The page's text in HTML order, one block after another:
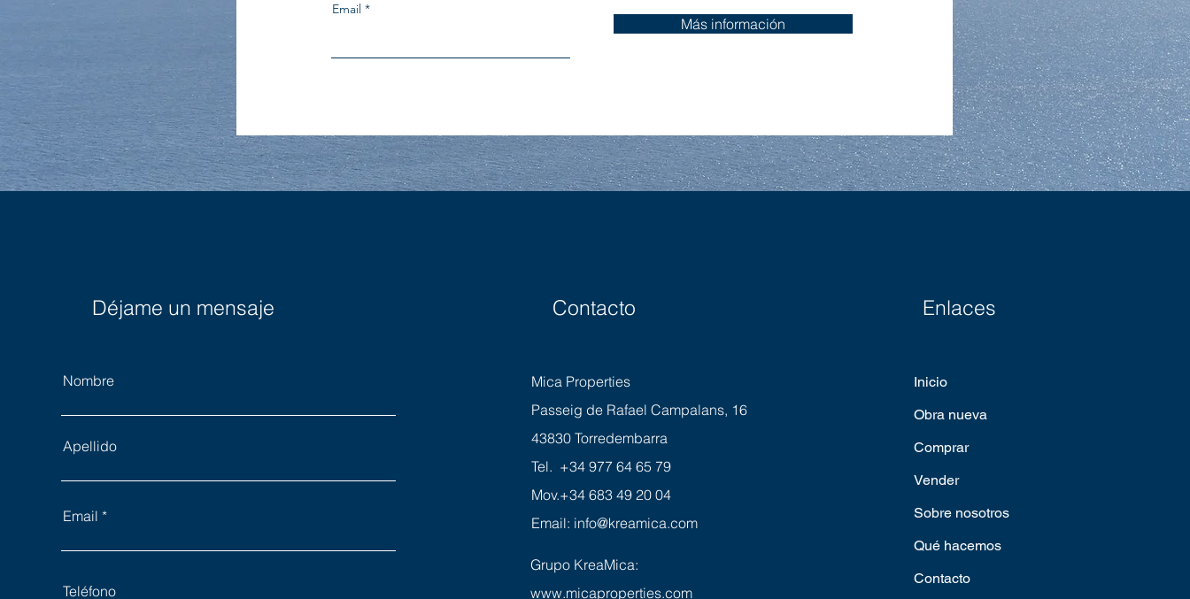
Email
Más información
Déjame un mensaje
Nombre
Apellido
Email
Teléfono
Contacto
Mica Properties
Passeig de Rafael Campalans, 16
43830 Torredembarra
Tel. +34 977 64 65 79
Mov.+34 683 49 20 04
Email: info@kreamica.com
Grupo KreaMica:
www.micaproperties.com
Enlaces
Inicio
Obra nueva
Comprar
Vender
Sobre nosotros
Qué hacemos
Contacto